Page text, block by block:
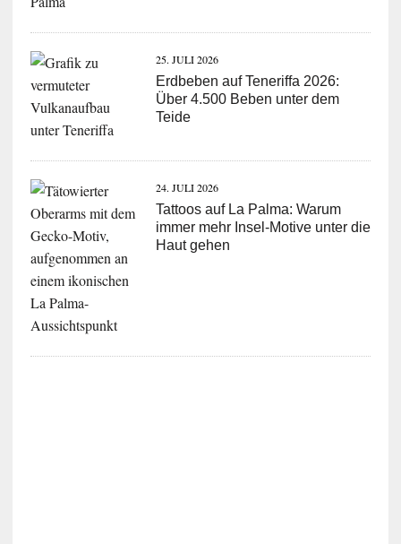
25. JULI 2026
Erdbeben auf Teneriffa 2026:
Über 4.500 Beben unter dem
Teide
24. JULI 2026
Tattoos auf La Palma: Warum
immer mehr Insel-Motive unter die
Haut gehen